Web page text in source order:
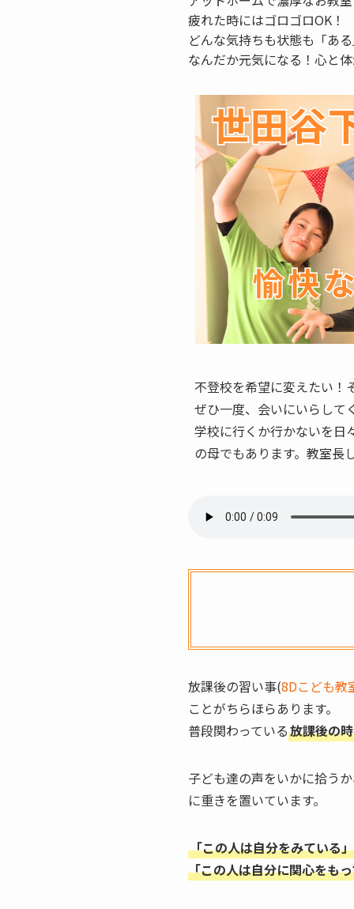
疲れた時にはゴロゴロOK！
どんな気持ちも状態も「あ
なんだか元気になる！心と
不登校を希望に変えたい！
ぜひ一度、会いにいらし
学校に行くか行かないを日
の母でもあります。教室長
放課後の習い事(8Dこども教
ことがちらほらあります。
普段関わっている放課後の
子ども達の声をいかに拾う
に重きを置いています。
「この人は自分をみている」
「この人は自分に関心をも